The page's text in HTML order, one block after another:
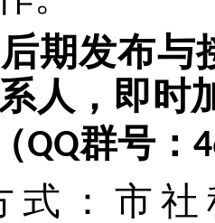
期发布与
人，即时
（QQ群号：
式： 市